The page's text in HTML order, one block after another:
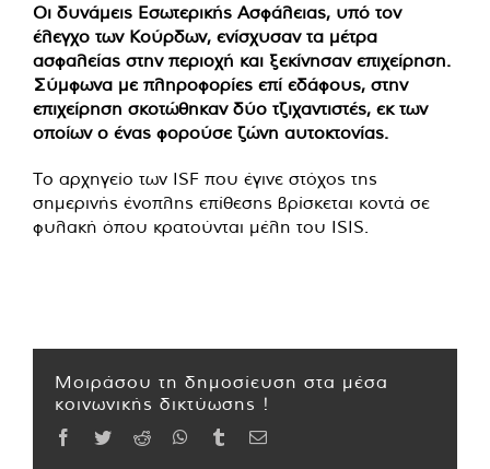
Οι δυνάμεις Εσωτερικής Ασφάλειας, υπό τον
έλεγχο των Κούρδων, ενίσχυσαν τα μέτρα
ασφαλείας στην περιοχή και ξεκίνησαν επιχείρηση.
Σύμφωνα με πληροφορίες επί εδάφους, στην
επιχείρηση σκοτώθηκαν δύο τζιχαντιστές, εκ των
οποίων ο ένας φορούσε ζώνη αυτοκτονίας.
Το αρχηγείο των ISF που έγινε στόχος της
σημερινής ένοπλης επίθεσης βρίσκεται κοντά σε
φυλακή όπου κρατούνται μέλη του ISIS.
Μοιράσου τη δημοσίευση στα μέσα
κοινωνικής δικτύωσης !
Facebook
TwitterReddit WhatsApp
TumblrEmail